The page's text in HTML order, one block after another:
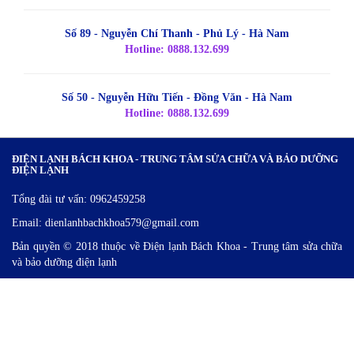
Số 89 - Nguyễn Chí Thanh - Phủ Lý - Hà Nam
Hotline: 0888.132.699
Số 50 - Nguyễn Hữu Tiến - Đồng Văn - Hà Nam
Hotline: 0888.132.699
ĐIỆN LẠNH BÁCH KHOA - TRUNG TÂM SỬA CHỮA VÀ BẢO DƯỠNG
ĐIỆN LẠNH
Tổng đài tư vấn: 0962459258
Email: dienlanhbachkhoa579@gmail.com
Bản quyền © 2018 thuộc về Điện lạnh Bách Khoa - Trung tâm sửa chữa
và bảo dưỡng điện lạnh